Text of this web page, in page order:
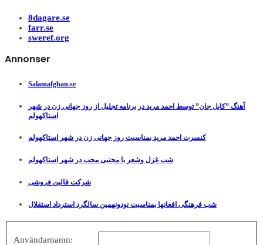
8dagare.se
farr.se
sweref.org
Annonser
Salamafghan.se
آهنگ ”کابل جان” توسط احمد مرید در برنامه تجلیل از روز جهانی زن در شهر
استاکهولم
کنسرت احمد مرید بمناسبت روز جهانی زن در شهر استاکهولم
شب غزل وشعر با مجتبی محب در شهر استاکهولم
شرکت قالین فروشی
شب فرهنگی افغانها بمناسبت نودونهمین سالگرد استرداد استقلال
Användarnamn: